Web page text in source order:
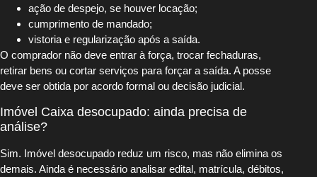
ação de despejo, se houver locação;
cumprimento de mandado;
vistoria e regularização após a saída.
O comprador não deve entrar à força, trocar fechaduras,
retirar bens ou cortar serviços para forçar a saída. A posse
deve ser obtida por acordo formal ou decisão judicial.
Imóvel Caixa desocupado: ainda precisa de
análise?
Sim. Imóvel desocupado reduz um risco, mas não elimina os
demais. Ainda é necessário analisar edital, matrícula, débitos,